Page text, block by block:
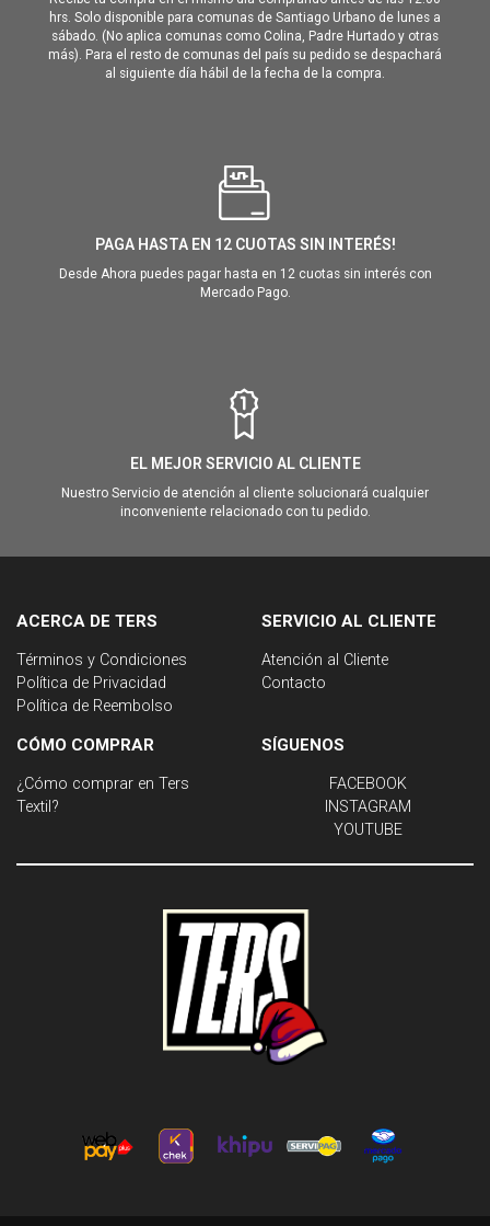
hrs. Solo disponible para comunas de Santiago Urbano de lunes a
sábado. (No aplica comunas como Colina, Padre Hurtado y otras
más). Para el resto de comunas del país su pedido se despachará
al siguiente día hábil de la fecha de la compra.
PAGA HASTA EN 12 CUOTAS SIN INTERÉS!
Desde Ahora puedes pagar hasta en 12 cuotas sin interés con
Mercado Pago.
EL MEJOR SERVICIO AL CLIENTE
Nuestro Servicio de atención al cliente solucionará cualquier
inconveniente relacionado con tu pedido.
ACERCA DE TERS
Términos y Condiciones
Política de Privacidad
Política de Reembolso
SERVICIO AL CLIENTE
Atención al Cliente
Contacto
CÓMO COMPRAR
¿Cómo comprar en Ters
Textil?
SÍGUENOS
FACEBOOK
INSTAGRAM
YOUTUBE